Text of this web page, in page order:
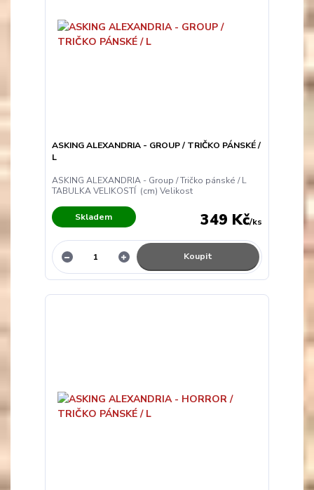
ASKING ALEXANDRIA - GROUP / TRIČKO PÁNSKÉ /
L
ASKING ALEXANDRIA - Group / Tričko pánské / L
TABULKA VELIKOSTÍ (cm) Velikost
349 Kč/ks
Skladem
Koupit